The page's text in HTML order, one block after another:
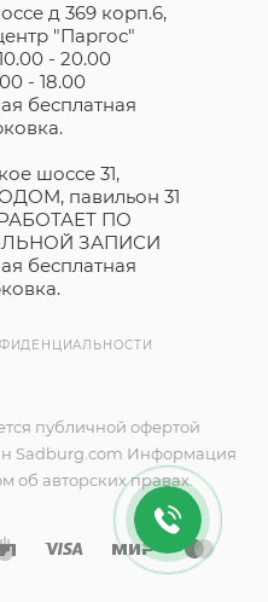
д 369 корп.6,
"Паргос"
- 20.00
- 18.00
бесплатная
шоссе 31,
павильон 31
ПО
ЗАПИСИ
бесплатная
публичной офертой
Sadburg.com Информация
об авторских правах.